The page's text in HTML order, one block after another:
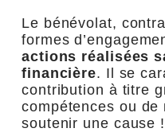
Le bénévolat,
formes
actions réalisées
financière. Il se
contribution à titre
compétences ou de
soutenir une cause !